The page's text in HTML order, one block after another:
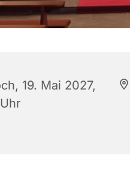
19. Mai 2027,